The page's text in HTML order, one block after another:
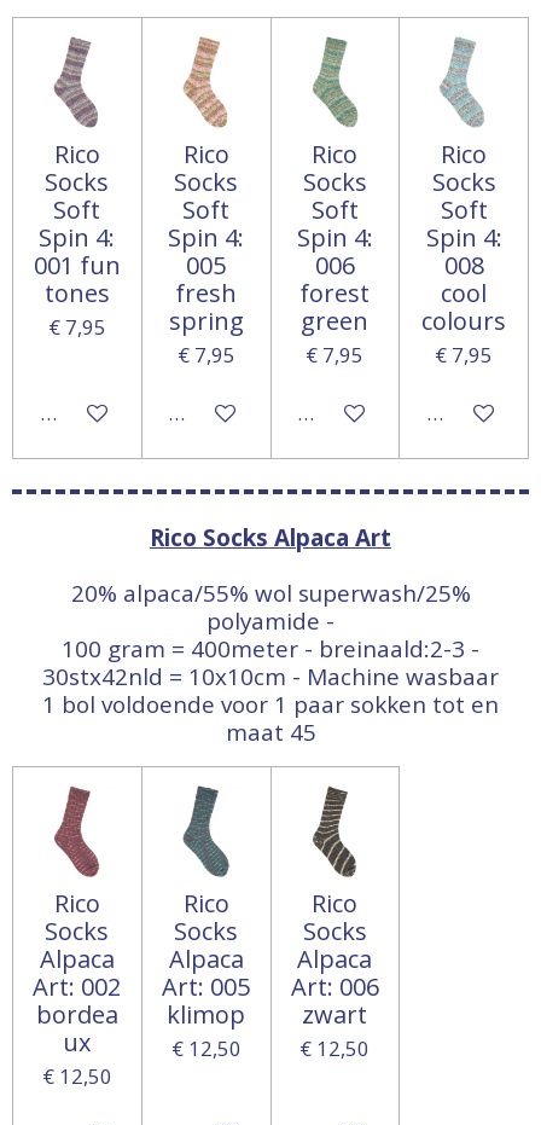
Rico
Socks
Soft
Spin 4:
001 fun
tones
€ 7,95
In winkelwagen
Rico
Socks
Soft
Spin 4:
005
fresh
spring
€ 7,95
In winkelwagen
Rico
Socks
Soft
Spin 4:
006
forest
green
€ 7,95
In winkelwagen
Rico
Socks
Soft
Spin 4:
008
cool
colours
€ 7,95
In
Rico Socks Alpaca Art
20% alpaca/55% wol superwash/25%
polyamide -
100 gram = 400meter - breinaald:2-3 -
30stx42nld = 10x10cm - Machine wasbaar
1 bol voldoende voor 1 paar sokken tot en
maat 45
Rico
Socks
Alpaca
Art: 002
bordea
ux
€ 12,50
Rico
Socks
Alpaca
Art: 005
klimop
€ 12,50
Rico
Socks
Alpaca
Art: 006
zwart
€ 12,50